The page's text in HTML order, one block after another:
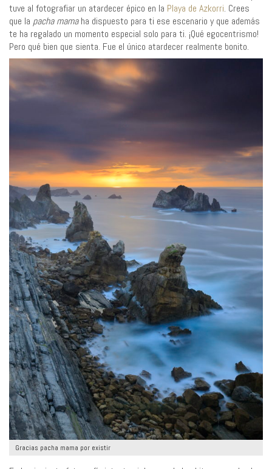
tuve al fotografiar un atardecer épico en la Playa de Azkorri. Crees
que la pacha mamaha dispuesto para ti ese escenario y que además
te ha regalado un momento especial solo para ti. ¡Qué egocentrismo!
Pero qué bien que sienta. Fue el único atardecer realmente bonito.
Gracias pacha mama por existir